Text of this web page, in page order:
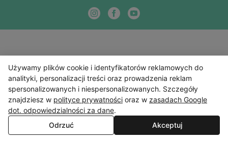
Używamy plików cookie i identyfikatorów reklamowych do
analityki, personalizacji treści oraz prowadzenia reklam
spersonalizowanych i niespersonalizowanych. Szczegóły
znajdziesz w polityce prywatności oraz w zasadach Google
dot. odpowiedzialności za dane.
Odrzuć
Akceptuj